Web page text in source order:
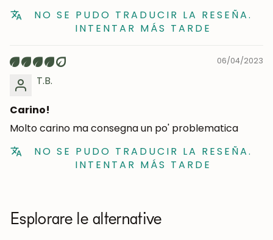
NO SE PUDO TRADUCIR LA RESEÑA.
INTENTAR MÁS TARDE
06/04/2023
T.B.
Carino!
Molto carino ma consegna un po' problematica
NO SE PUDO TRADUCIR LA RESEÑA.
INTENTAR MÁS TARDE
Esplorare le alternative